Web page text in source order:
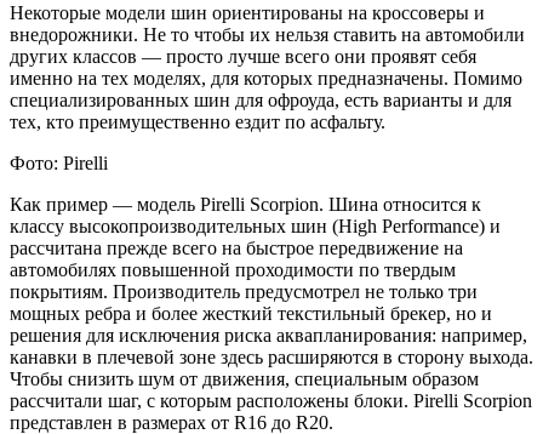
Некоторые модели шин ориентированы на кроссоверы и
внедорожники. Не то чтобы их нельзя ставить на автомобили
других классов — просто лучше всего они проявят себя
именно на тех моделях, для которых предназначены. Помимо
специализированных шин для офроуда, есть варианты и для
тех, кто преимущественно ездит по асфальту.
Фото: Pirelli
Как пример — модель Pirelli Scorpion. Шина относится к
классу высокопроизводительных шин (High Performance) и
рассчитана прежде всего на быстрое передвижение на
автомобилях повышенной проходимости по твердым
покрытиям. Производитель предусмотрел не только три
мощных ребра и более жесткий текстильный брекер, но и
решения для исключения риска аквапланирования: например,
канавки в плечевой зоне здесь расширяются в сторону выхода.
Чтобы снизить шум от движения, специальным образом
рассчитали шаг, с которым расположены блоки. Pirelli Scorpion
представлен в размерах от R16 до R20.